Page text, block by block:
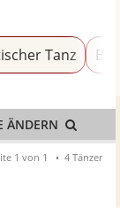
«Jazz &
Tanz
ÄNDERN
1 von 1 4 Tänzer